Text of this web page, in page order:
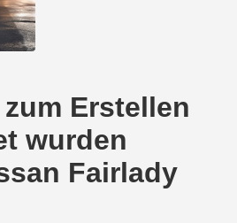
Erstellen
wurden
Fairlady